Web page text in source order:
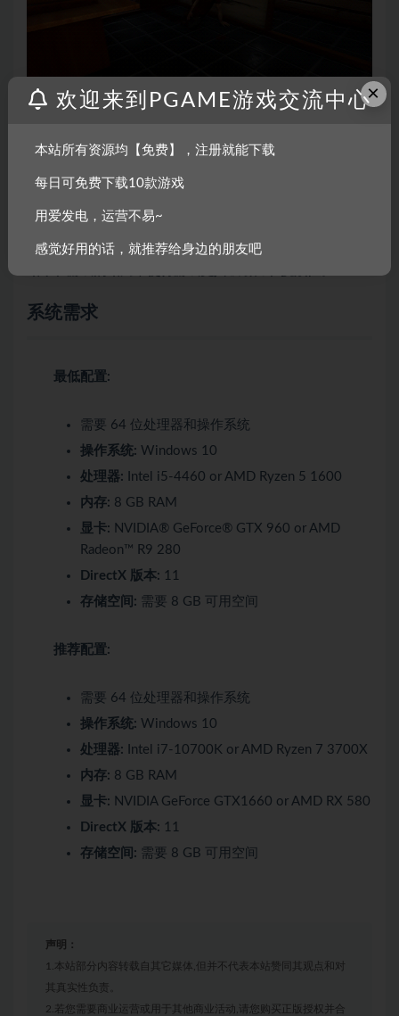
亲身体验真实侦探办案的过程。在这个环节中，玩家需要
深入调查复杂的案件，通过收集线索、询问嫌疑人、整理
这个环节的设计非常真实和引人入胜，让玩家仿佛置身于
真实的侦探世界。而玩家的决策和行动将会影响到调查的
系统需求
最低配置:
需要 64 位处理器和操作系统
操作系统: Windows 10
处理器: Intel i5-4460 or AMD Ryzen 5 1600
内存: 8 GB RAM
显卡: NVIDIA® GeForce® GTX 960 or AMD
Radeon™ R9 280
DirectX 版本: 11
存储空间: 需要 8 GB 可用空间
推荐配置:
需要 64 位处理器和操作系统
操作系统: Windows 10
处理器: Intel i7-10700K or AMD Ryzen 7 3700X
内存: 8 GB RAM
显卡: NVIDIA GeForce GTX1660 or AMD RX 580
DirectX 版本: 11
存储空间: 需要 8 GB 可用空间
声明：
1.本站部分内容转载自其它媒体,但并不代表本站赞同其观点和对
其真实性负责。
2.若您需要商业运营或用于其他商业活动,请您购买正版授权并合
×
欢迎来到PGAME游戏交流中心
本站所有资源均【免费】，注册就能下载
每日可免费下载10款游戏
用爱发电，运营不易~
感觉好用的话，就推荐给身边的朋友吧